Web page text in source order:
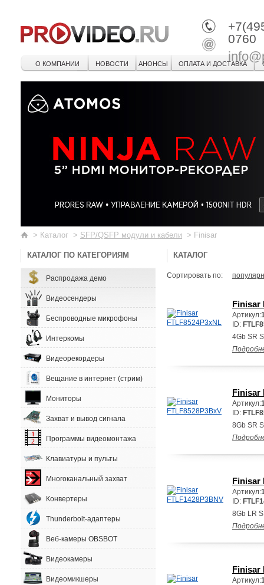
0760
О КОМПАНИИ НОВОСТИ АНОНСЫ ОПЛАТА И ДОСТАВКА
> Каталог > SFP/QSFP модули и кабели > Finisar
КАТАЛОГ ПО КАТЕГОРИЯМ
Распродажа демо
Видеосендеры
Беспроводные микрофоны
Интеркомы
Видеорекордеры
Вещание в интернет (стрим)
Мониторы
Захват и вывод сигнала
Программы видеомонтажа
Клавиатуры и пульты
Многоканальный захват
Конвертеры
Thunderbolt-адаптеры
Веб-камеры OBSBOT
Видеокамеры
Видеомикшеры
КАТАЛОГ
Сортировать по:
Finisar
Артикул:
ID:
4Gb SR
Finisar
Артикул:
ID:
8Gb SR
Finisar
Артикул:
ID:
8Gb LR
Finisar
Артикул: